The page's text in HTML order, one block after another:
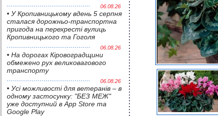
06.08.26
• У Кропивницькому вдень 5 серпня
сталася дорожньо-транспортна
пригода на перехресті вулиць
Кропивницького та Гоголя
06.08.26
• На дорогах Кіровоградщини
обмежено рух великовагового
транспорту
06.08.26
• Усі можливості для ветеранів – в
одному застосунку: "БЕЗ МЕЖ"
уже доступний в App Store та
Google Play